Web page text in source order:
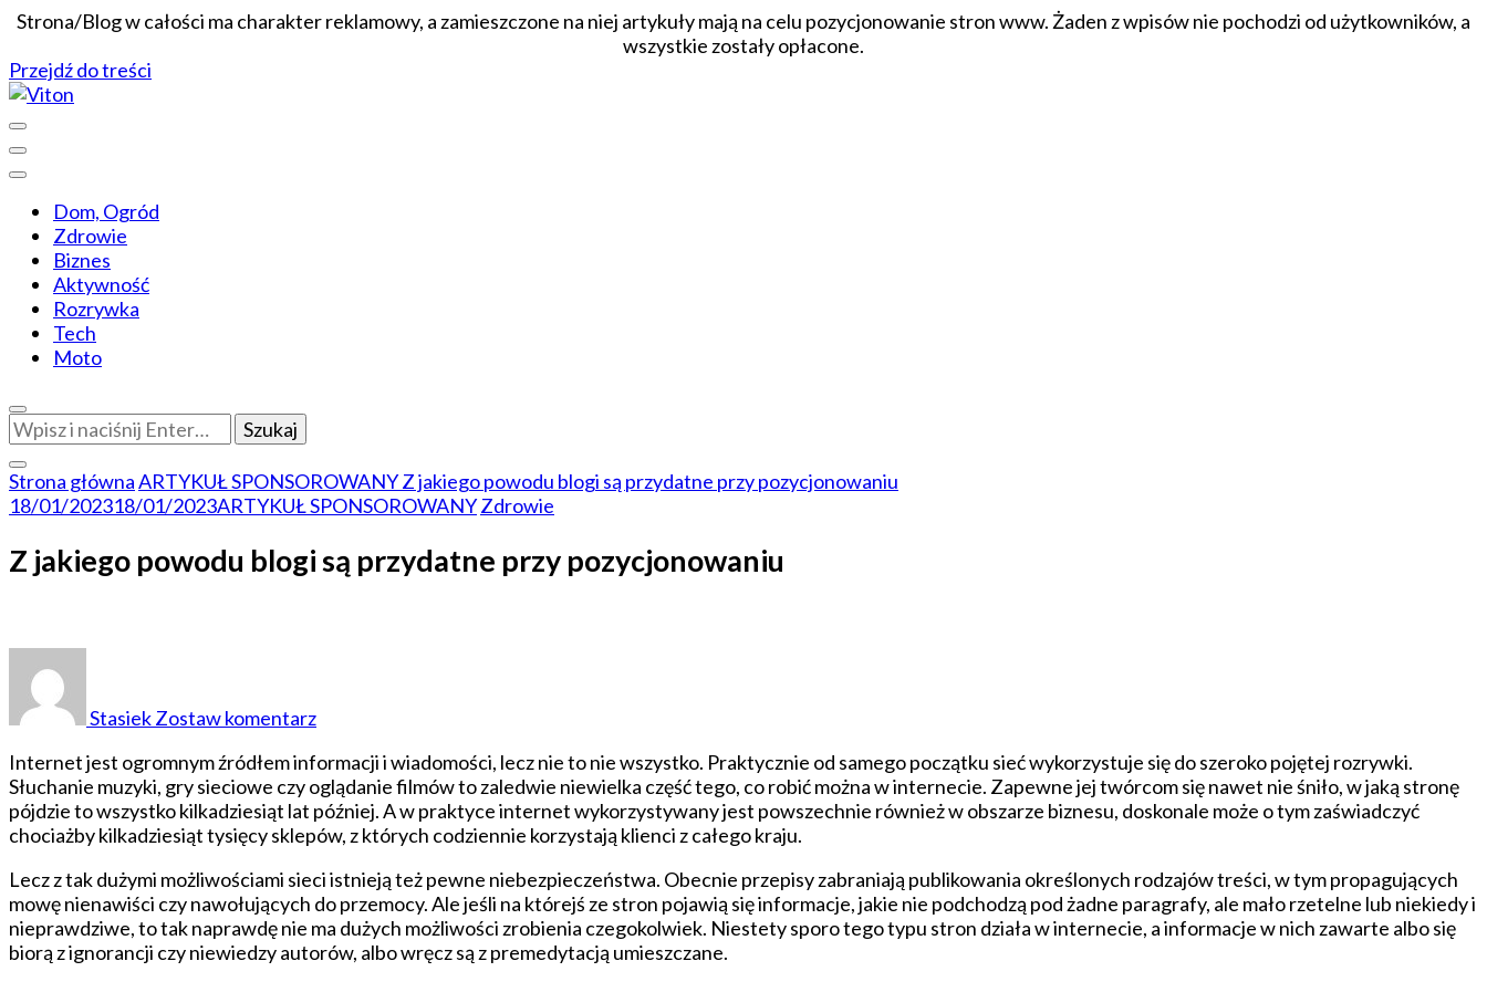
Strona/Blog w całości ma charakter reklamowy, a zamieszczone na niej artykuły mają na celu pozycjonowanie stron www. Żaden z wpisów nie pochodzi od użytkowników, a
wszystkie zostały opłacone.
Przejdź do treści
Viton
Dom, Ogród
Zdrowie
Biznes
Aktywność
Rozrywka
Tech
Moto
Szukasz
czegoś?
Strona głównaARTYKUŁ SPONSOROWANYZ jakiego powodu blogi są przydatne przy pozycjonowaniu
18/01/202318/01/2023ARTYKUŁ SPONSOROWANYZdrowie
Z jakiego powodu blogi są przydatne przy pozycjonowaniu
StasiekZostaw komentarz
powodu
blogi
są
przydatne
przy
pozycjonowaniu
Internet jest ogromnym źródłem informacji i wiadomości, lecz nie to nie wszystko. Praktycznie od samego początku sieć wykorzystuje się do szeroko pojętej rozrywki.
Słuchanie muzyki, gry sieciowe czy oglądanie filmów to zaledwie niewielka część tego, co robić można w internecie. Zapewne jej twórcom się nawet nie śniło, w jaką stronę
pójdzie to wszystko kilkadziesiąt lat później. A w praktyce internet wykorzystywany jest powszechnie również w obszarze biznesu, doskonale może o tym zaświadczyć
chociażby kilkadziesiąt tysięcy sklepów, z których codziennie korzystają klienci z całego kraju.
Lecz z tak dużymi możliwościami sieci istnieją też pewne niebezpieczeństwa. Obecnie przepisy zabraniają publikowania określonych rodzajów treści, w tym propagujących
mowę nienawiści czy nawołujących do przemocy. Ale jeśli na którejś ze stron pojawią się informacje, jakie nie podchodzą pod żadne paragrafy, ale mało rzetelne lub niekiedy i
nieprawdziwe, to tak naprawdę nie ma dużych możliwości zrobienia czegokolwiek. Niestety sporo tego typu stron działa w internecie, a informacje w nich zawarte albo się
biorą z ignorancji czy niewiedzy autorów, albo wręcz są z premedytacją umieszczane.